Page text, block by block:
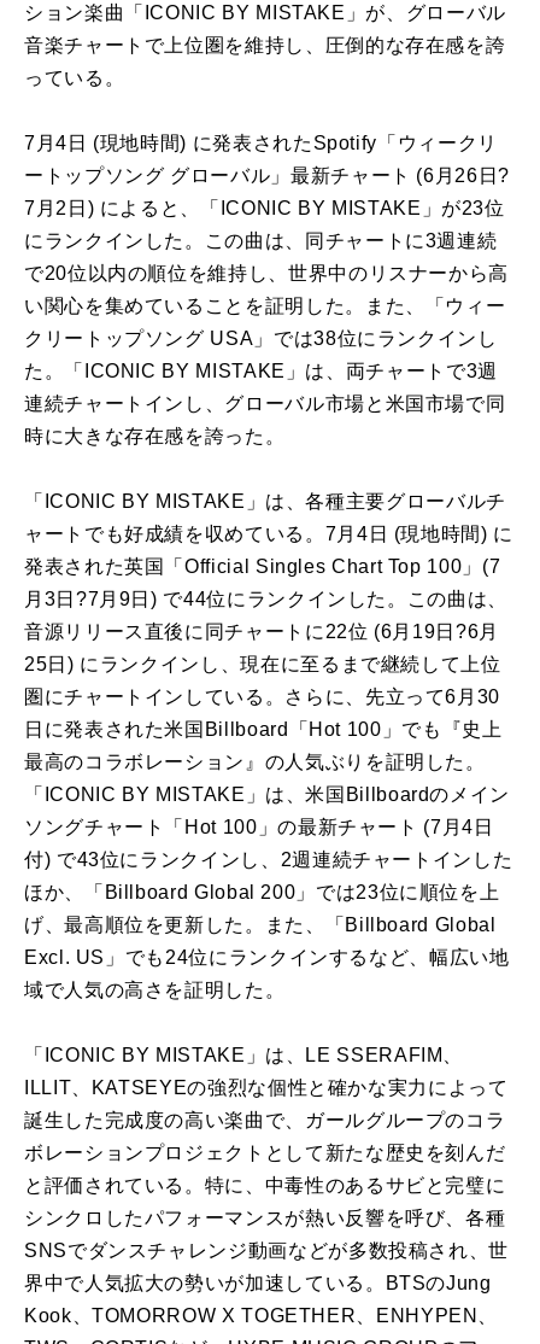
ション楽曲「ICONIC BY MISTAKE」が、グローバル
音楽チャートで上位圏を維持し、圧倒的な存在感を誇
っている。
7月4日 (現地時間) に発表されたSpotify「ウィークリ
ートップソング グローバル」最新チャート (6月26日?
7月2日) によると、「ICONIC BY MISTAKE」が23位
にランクインした。この曲は、同チャートに3週連続
で20位以内の順位を維持し、世界中のリスナーから高
い関心を集めていることを証明した。また、「ウィー
クリートップソング USA」では38位にランクインし
た。「ICONIC BY MISTAKE」は、両チャートで3週
連続チャートインし、グローバル市場と米国市場で同
時に大きな存在感を誇った。
「ICONIC BY MISTAKE」は、各種主要グローバルチ
ャートでも好成績を収めている。7月4日 (現地時間) に
発表された英国「Official Singles Chart Top 100」(7
月3日?7月9日) で44位にランクインした。この曲は、
音源リリース直後に同チャートに22位 (6月19日?6月
25日) にランクインし、現在に至るまで継続して上位
圏にチャートインしている。さらに、先立って6月30
日に発表された米国Billboard「Hot 100」でも『史上
最高のコラボレーション』の人気ぶりを証明した。
「ICONIC BY MISTAKE」は、米国Billboardのメイン
ソングチャート「Hot 100」の最新チャート (7月4日
付) で43位にランクインし、2週連続チャートインした
ほか、「Billboard Global 200」では23位に順位を上
げ、最高順位を更新した。また、「Billboard Global
Excl. US」でも24位にランクインするなど、幅広い地
域で人気の高さを証明した。
「ICONIC BY MISTAKE」は、LE SSERAFIM、
ILLIT、KATSEYEの強烈な個性と確かな実力によって
誕生した完成度の高い楽曲で、ガールグループのコラ
ボレーションプロジェクトとして新たな歴史を刻んだ
と評価されている。特に、中毒性のあるサビと完璧に
シンクロしたパフォーマンスが熱い反響を呼び、各種
SNSでダンスチャレンジ動画などが多数投稿され、世
界中で人気拡大の勢いが加速している。BTSのJung
Kook、TOMORROW X TOGETHER、ENHYPEN、